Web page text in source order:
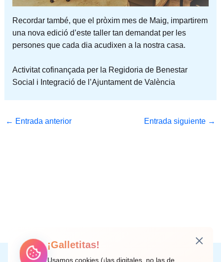
Recordar també, que el pròxim mes de Maig, impartirem
una nova edició d’este taller tan demandat per les
persones que cada dia acudixen a la nostra casa.
Activitat cofinançada per la Regidoria de Benestar
Social i Integració de l’Ajuntament de València
← Entrada anterior Entrada siguiente →
Instagram
Facebook
X LinkedIn
Correo electrónico
¡Galletitas!
Usamos cookies (¡las digitales, no las de